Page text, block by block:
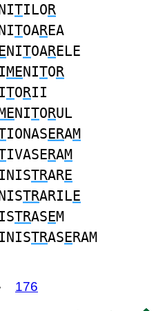
TILOR
TOAREA
NITOARELE
MENITOR
TORII
NITORUL
IONASERAM
IVASERAM
INISTRARE
TRARILE
TRASEM
INISTRASERAM
176